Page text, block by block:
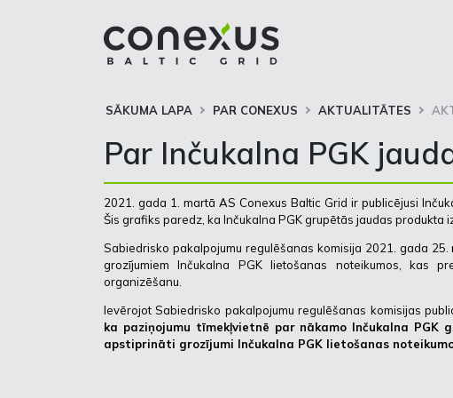
SĀKUMA LAPA PAR CONEXUS AKTUALITĀTES
Par Inčukalna PGK
2021. gada 1. martā AS Conexus Baltic Grid ir publicējusi
Šis grafiks paredz, ka Inčukalna PGK grupētās jaudas produkta
Sabiedrisko pakalpojumu regulēšanas komisija 2021. gada
grozījumiem Inčukalna PGK lietošanas noteikumos, kas
organizēšanu.
Ievērojot Sabiedrisko pakalpojumu regulēšanas komisijas
ka paziņojumu tīmekļvietnē par nākamo Inčukalna
apstiprināti grozījumi Inčukalna PGK lietošanas